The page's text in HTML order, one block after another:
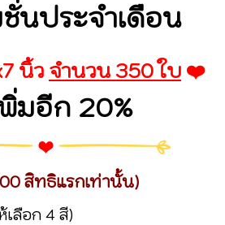
ชั่นประจำเดือน
นิ้ว จำนวน 350 ใบ ❤️
มอีก 20%
สิทธิแรกเท่านั้น)
เลือก 4 สี)